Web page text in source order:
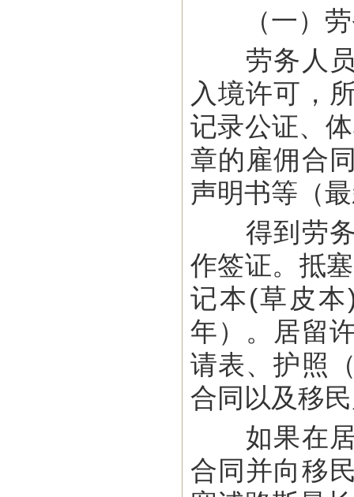
（一）劳
劳务人员
入境许可，
记录公证、
章的雇佣合
声明书等（
得到劳务
作签证。抵
记本(草皮
年）。居留
请表、护照
合同以及移
如果在居
合同并向移